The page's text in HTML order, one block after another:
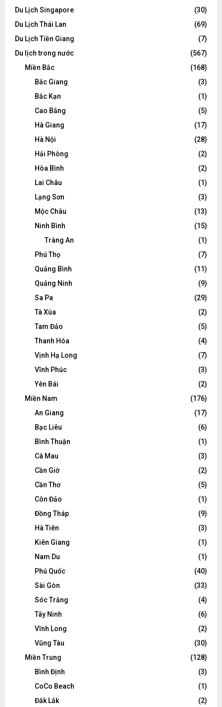
Du Lịch Singapore
(30)
Du Lịch Thái Lan
(69)
Du Lịch Tiền Giang
(7)
Du lịch trong nước
(567)
Miền Bắc
(168)
Bắc Giang
(3)
Bắc Kạn
(1)
Cao Bằng
(5)
Hà Giang
(17)
Hà Nội
(28)
Hải Phòng
(2)
Hòa Bình
(2)
Lai Châu
(1)
Lạng Sơn
(3)
Mộc Châu
(13)
Ninh Bình
(15)
Tràng An
(1)
Phú Thọ
(7)
Quảng Bình
(11)
Quảng Ninh
(9)
Sa Pa
(29)
Tà Xùa
(2)
Tam Đảo
(5)
Thanh Hóa
(4)
Vịnh Hạ Long
(7)
Vĩnh Phúc
(3)
Yên Bái
(2)
Miền Nam
(176)
An Giang
(17)
Bạc Liêu
(6)
Bình Thuận
(1)
Cà Mau
(3)
Cần Giờ
(2)
Cần Thơ
(5)
Côn Đảo
(1)
Đồng Tháp
(9)
Hà Tiên
(3)
Kiên Giang
(1)
Nam Du
(1)
Phú Quốc
(40)
Sài Gòn
(33)
Sóc Trăng
(4)
Tây Ninh
(6)
Vĩnh Long
(2)
Vũng Tàu
(30)
Miền Trung
(128)
Bình Định
(3)
CoCo Beach
(1)
Đắk Lắk
(2)